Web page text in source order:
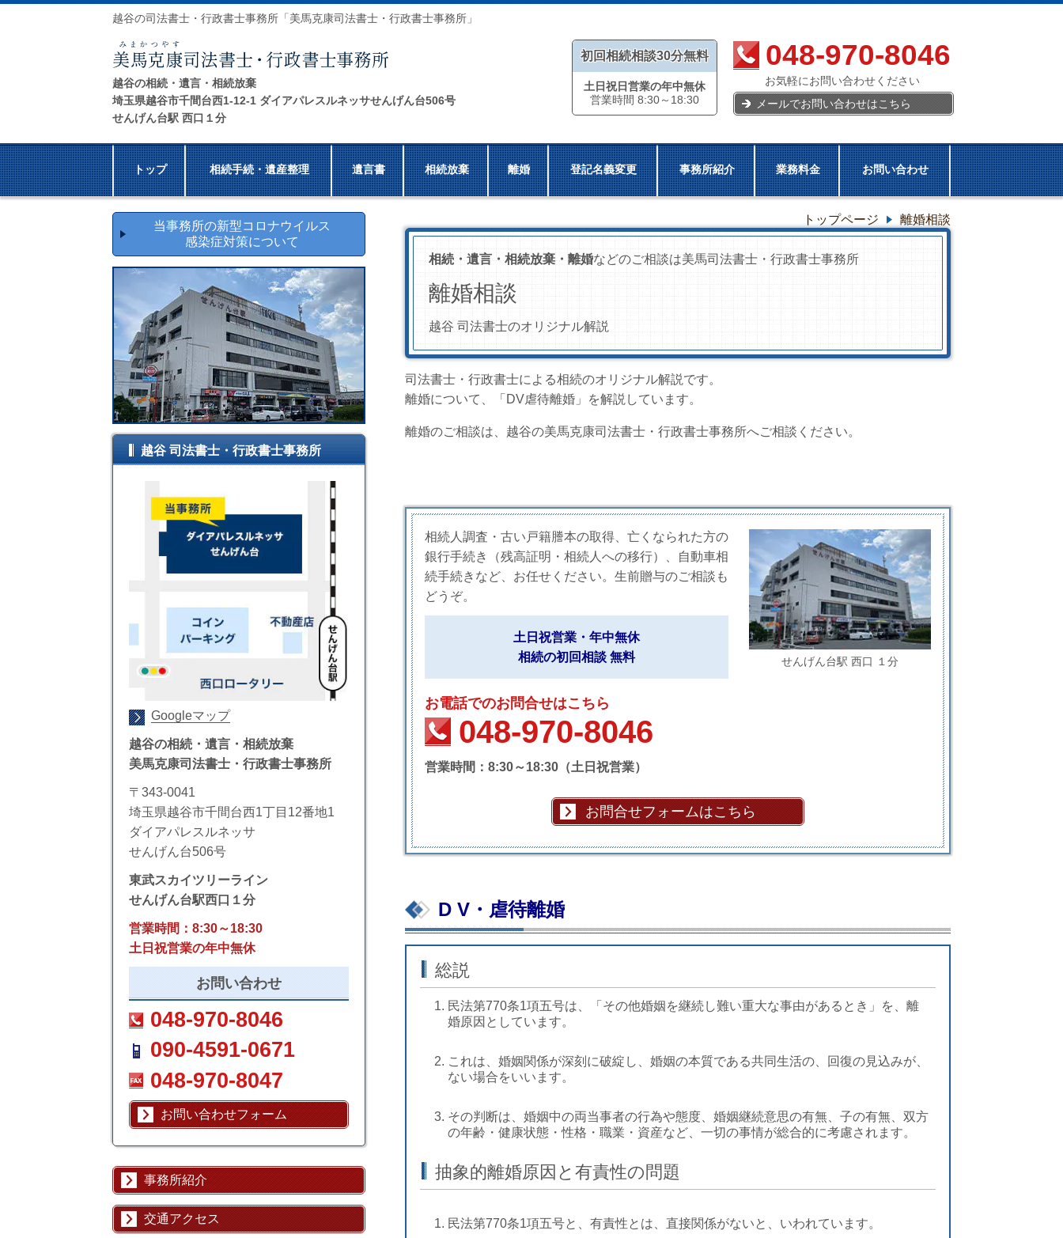
越谷の司法書士・行政書士事務所「美馬克康司法書士・行政書士事務所」
越谷の相続・遺言・相続放棄
埼玉県越谷市千間台西1-12-1 ダイアパレスルネッサせんげん台506号
せんげん台駅 西口１分
初回相続相談30分無料
土日祝日営業の年中無休
営業時間 8:30～18:30
048-970-8046
お気軽にお問い合わせください
メールでお問い合わせはこちら
トップ 相続手続・遺産整理 遺言書 相続放棄 離婚 登記名義変更 事務所紹介 業務料金 お問い合わせ
トップページ 離婚相談
相続・遺言・相続放棄・離婚などのご相談は美馬司法書士・行政書士事務所
離婚相談
越谷 司法書士のオリジナル解説
司法書士・行政書士による相続のオリジナル解説です。
離婚について、「DV虐待離婚」を解説しています。
離婚のご相談は、越谷の美馬克康司法書士・行政書士事務所へご相談ください。
せんげん台駅 西口 １分
相続人調査・古い戸籍謄本の取得、亡くなられた方の
銀行手続き（残高証明・相続人への移行）、自動車相
続手続きなど、お任せください。生前贈与のご相談も
どうぞ。
土日祝営業・年中無休
相続の初回相談 無料
お電話でのお問合せはこちら
048-970-8046
営業時間：8:30～18:30（土日祝営業）
お問合せフォームはこちら
D V・虐待離婚
総説
民法第770条1項五号は、「その他婚姻を継続し難い重大な事由があるとき」を、離
婚原因としています。
これは、婚姻関係が深刻に破綻し、婚姻の本質である共同生活の、回復の見込みが、
ない場合をいいます。
その判断は、婚姻中の両当事者の行為や態度、婚姻継続意思の有無、子の有無、双方
の年齢・健康状態・性格・職業・資産など、一切の事情が総合的に考慮されます。
抽象的離婚原因と有責性の問題
民法第770条1項五号と、有責性とは、直接関係がないと、いわれています。
当事務所の新型コロナウイルス
感染症対策について
越谷 司法書士・行政書士事務所
Googleマップ
越谷の相続・遺言・相続放棄
美馬克康司法書士・行政書士事務所
〒343-0041
埼玉県越谷市千間台西1丁目12番地1
ダイアパレスルネッサ
せんげん台506号
東武スカイツリーライン
せんげん台駅西口１分
営業時間：8:30～18:30
土日祝営業の年中無休
お問い合わせ
048-970-8046
090-4591-0671
048-970-8047
お問い合わせフォーム
事務所紹介
交通アクセス